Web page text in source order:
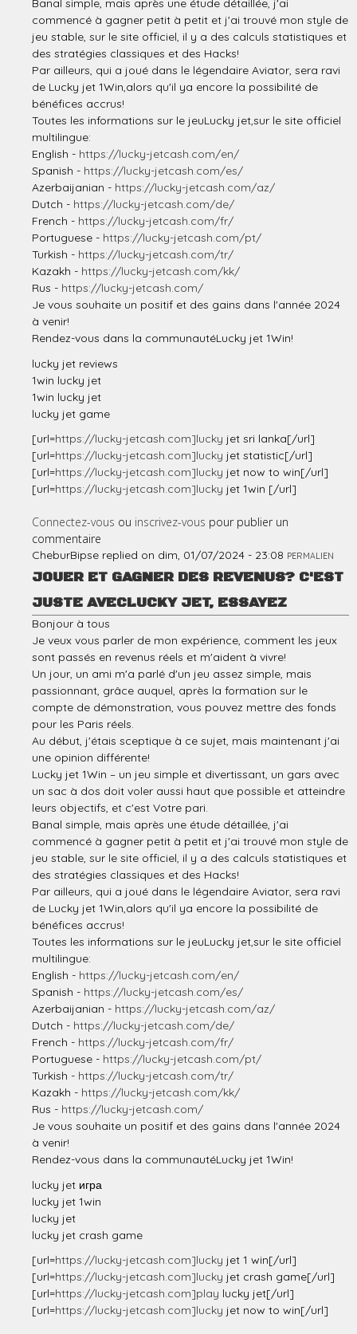
Banal simple, mais après une étude détaillée, j'ai
commencé à gagner petit à petit et j'ai trouvé mon style de
jeu stable, sur le site officiel, il y a des calculs statistiques et
des stratégies classiques et des Hacks!
Par ailleurs, qui a joué dans le légendaire Aviator, sera ravi
de Lucky jet 1Win,alors qu'il ya encore la possibilité de
bénéfices accrus!
Toutes les informations sur le jeuLucky jet,sur le site officiel
multilingue:
English - https://lucky-jetcash.com/en/
Spanish - https://lucky-jetcash.com/es/
Azerbaijanian - https://lucky-jetcash.com/az/
Dutch - https://lucky-jetcash.com/de/
French - https://lucky-jetcash.com/fr/
Portuguese - https://lucky-jetcash.com/pt/
Turkish - https://lucky-jetcash.com/tr/
Kazakh - https://lucky-jetcash.com/kk/
Rus - https://lucky-jetcash.com/
Je vous souhaite un positif et des gains dans l'année 2024
à venir!
Rendez-vous dans la communautéLucky jet 1Win!
lucky jet reviews
1win lucky jet
1win lucky jet
lucky jet game
[url=https://lucky-jetcash.com]lucky jet sri lanka[/url]
[url=https://lucky-jetcash.com]lucky jet statistic[/url]
[url=https://lucky-jetcash.com]lucky jet now to win[/url]
[url=https://lucky-jetcash.com]lucky jet 1win [/url]
Connectez-vous ou inscrivez-vous pour publier un
commentaire
CheburBipse replied on dim, 01/07/2024 - 23:08 PERMALIEN
JOUER ET GAGNER DES REVENUS? C'EST
JUSTE AVECLUCKY JET, ESSAYEZ
Bonjour à tous
Je veux vous parler de mon expérience, comment les jeux
sont passés en revenus réels et m'aident à vivre!
Un jour, un ami m'a parlé d'un jeu assez simple, mais
passionnant, grâce auquel, après la formation sur le
compte de démonstration, vous pouvez mettre des fonds
pour les Paris réels.
Au début, j'étais sceptique à ce sujet, mais maintenant j'ai
une opinion différente!
Lucky jet 1Win – un jeu simple et divertissant, un gars avec
un sac à dos doit voler aussi haut que possible et atteindre
leurs objectifs, et c'est Votre pari.
Banal simple, mais après une étude détaillée, j'ai
commencé à gagner petit à petit et j'ai trouvé mon style de
jeu stable, sur le site officiel, il y a des calculs statistiques et
des stratégies classiques et des Hacks!
Par ailleurs, qui a joué dans le légendaire Aviator, sera ravi
de Lucky jet 1Win,alors qu'il ya encore la possibilité de
bénéfices accrus!
Toutes les informations sur le jeuLucky jet,sur le site officiel
multilingue:
English - https://lucky-jetcash.com/en/
Spanish - https://lucky-jetcash.com/es/
Azerbaijanian - https://lucky-jetcash.com/az/
Dutch - https://lucky-jetcash.com/de/
French - https://lucky-jetcash.com/fr/
Portuguese - https://lucky-jetcash.com/pt/
Turkish - https://lucky-jetcash.com/tr/
Kazakh - https://lucky-jetcash.com/kk/
Rus - https://lucky-jetcash.com/
Je vous souhaite un positif et des gains dans l'année 2024
à venir!
Rendez-vous dans la communautéLucky jet 1Win!
lucky jet игра
lucky jet 1win
lucky jet
lucky jet crash game
[url=https://lucky-jetcash.com]lucky jet 1 win[/url]
[url=https://lucky-jetcash.com]lucky jet crash game[/url]
[url=https://lucky-jetcash.com]play lucky jet[/url]
[url=https://lucky-jetcash.com]lucky jet now to win[/url]